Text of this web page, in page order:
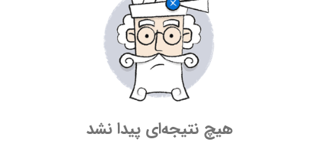
هیچ نتیجه‌ای پیدا نشد